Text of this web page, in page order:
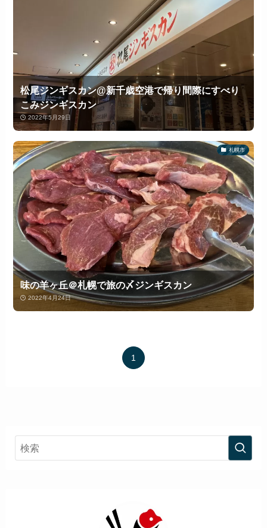
松尾ジンギスカン@新千歳空港で帰り間際にすべり
こみジンギスカン
2022年5月29日
札幌市
味の羊ヶ丘＠札幌で旅の〆ジンギスカン
2022年4月24日
1